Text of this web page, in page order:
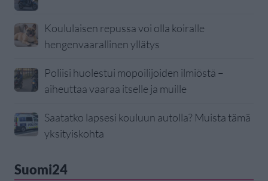
Koululaisen repussa voi olla koiralle
hengenvaarallinen yllätys
Poliisi huolestui mopoilijoiden ilmiöstä –
aiheuttaa vaaraa itselle ja muille
Saatatko lapsesi kouluun autolla? Muista tämä
yksityiskohta
Suomi24